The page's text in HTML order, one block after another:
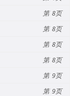
8
8
8
8
9
9